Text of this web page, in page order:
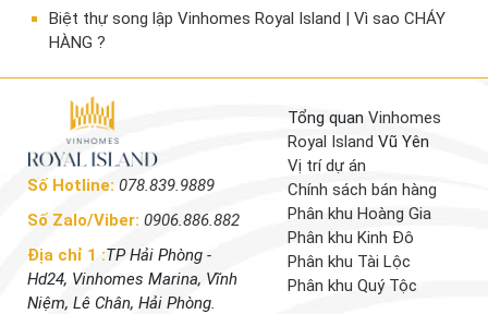
​Biệt thự song lập Vinhomes Royal Island | Vì sao CHÁY
HÀNG ?
Số Hotline: 078.839.9889
Số Zalo/Viber: 0906.886.882
Địa chỉ 1 :TP Hải Phòng -
Hd24, Vinhomes Marina, Vĩnh
Niệm, Lê Chân, Hải Phòng.
Tổng quan Vinhomes
Royal Island Vũ Yên
Vị trí dự án
Chính sách bán hàng
Phân khu Hoàng Gia
Phân khu Kinh Đô
Phân khu Tài Lộc
Phân khu Quý Tộc